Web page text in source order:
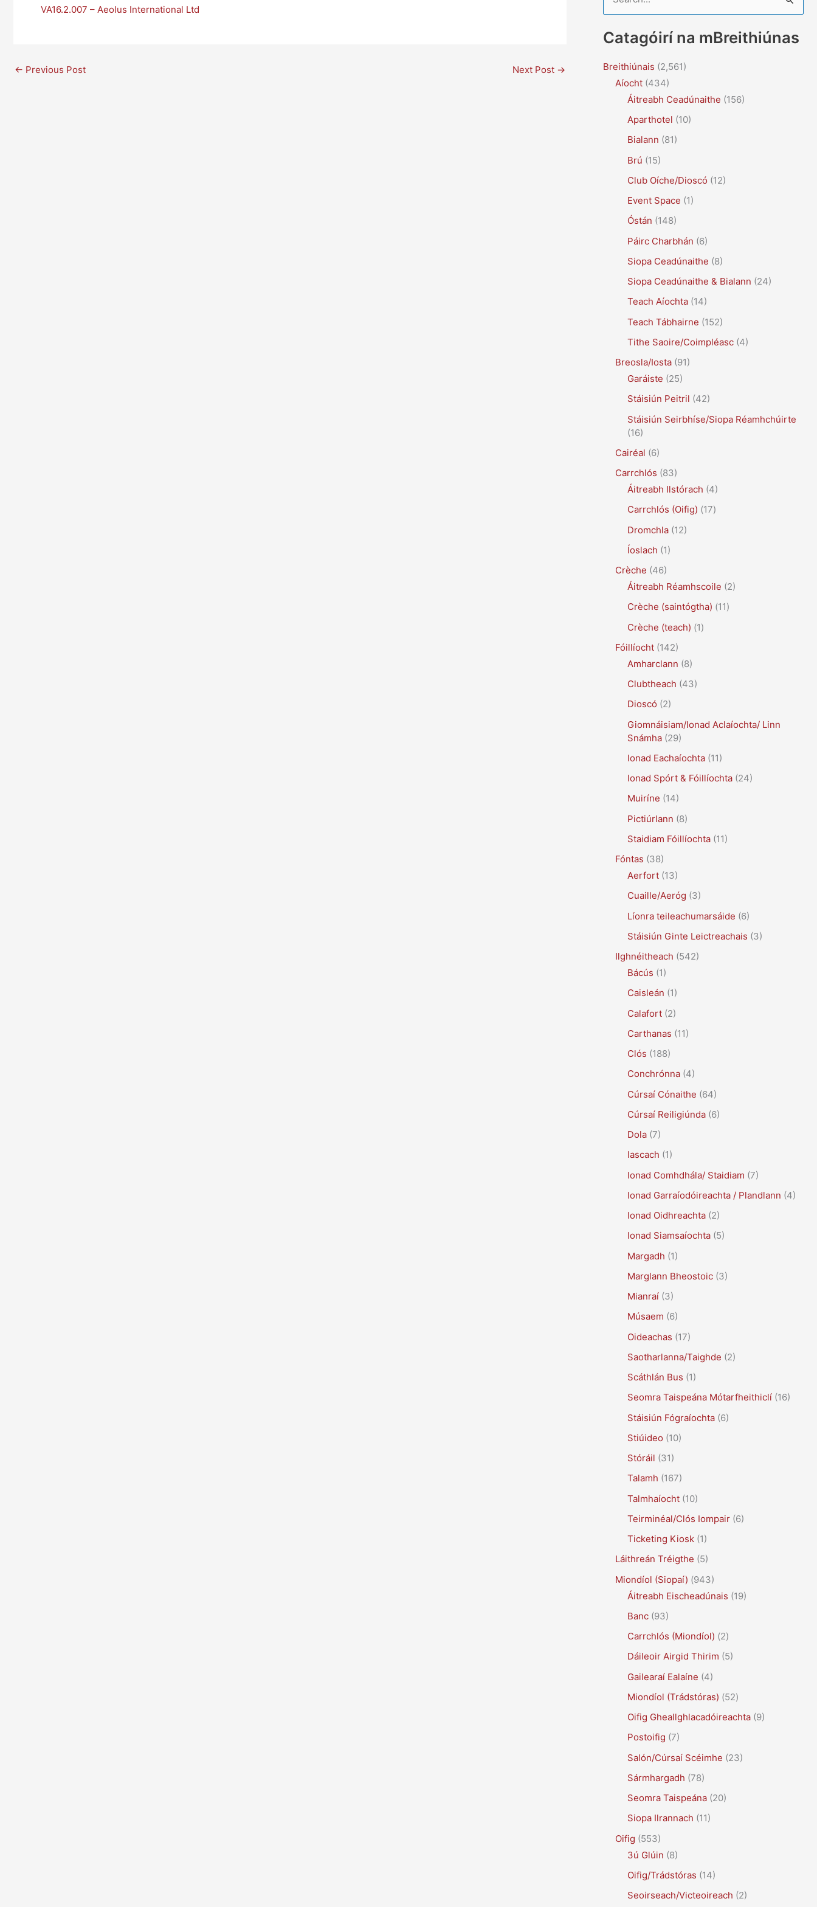
VA16.2.007 – Aeolus International Ltd
← Previous Post Next Post →
e
a
c
Catagóirí na mBreithiúnas
Breithiúnais (2,561)
Aíocht (434)
Áitreabh Ceadúnaithe (156)
Aparthotel (10)
Bialann (81)
Brú (15)
Club Oíche/Dioscó (12)
Event Space (1)
Óstán (148)
Páirc Charbhán (6)
Siopa Ceadúnaithe (8)
Siopa Ceadúnaithe & Bialann (24)
Teach Aíochta (14)
Teach Tábhairne (152)
Tithe Saoire/Coimpléasc (4)
Breosla/Iosta (91)
Garáiste (25)
Stáisiún Peitril (42)
Stáisiún Seirbhíse/Siopa Réamhchúirte
(16)
Cairéal (6)
Carrchlós (83)
Áitreabh Ilstórach (4)
Carrchlós (Oifig) (17)
Dromchla (12)
Íoslach (1)
Crèche (46)
Áitreabh Réamhscoile (2)
Crèche (saintógtha) (11)
Crèche (teach) (1)
Fóillíocht (142)
Amharclann (8)
Clubtheach (43)
Dioscó (2)
Giomnáisiam/Ionad Aclaíochta/ Linn
Snámha (29)
Ionad Eachaíochta (11)
Ionad Spórt & Fóillíochta (24)
Muiríne (14)
Pictiúrlann (8)
Staidiam Fóillíochta (11)
Fóntas (38)
Aerfort (13)
Cuaille/Aeróg (3)
Líonra teileachumarsáide (6)
Stáisiún Ginte Leictreachais (3)
Ilghnéitheach (542)
Bácús (1)
Caisleán (1)
Calafort (2)
Carthanas (11)
Clós (188)
Conchrónna (4)
Cúrsaí Cónaithe (64)
Cúrsaí Reiligiúnda (6)
Dola (7)
Iascach (1)
Ionad Comhdhála/ Staidiam (7)
Ionad Garraíodóireachta / Plandlann (4)
Ionad Oidhreachta (2)
Ionad Siamsaíochta (5)
Margadh (1)
Marglann Bheostoic (3)
Mianraí (3)
Músaem (6)
Oideachas (17)
Saotharlanna/Taighde (2)
Scáthlán Bus (1)
Seomra Taispeána Mótarfheithiclí (16)
Stáisiún Fógraíochta (6)
Stiúideo (10)
Stóráil (31)
Talamh (167)
Talmhaíocht (10)
Teirminéal/Clós Iompair (6)
Ticketing Kiosk (1)
Láithreán Tréigthe (5)
Miondíol (Siopaí) (943)
Áitreabh Eischeadúnais (19)
Banc (93)
Carrchlós (Miondíol) (2)
Dáileoir Airgid Thirim (5)
Gailearaí Ealaíne (4)
Miondíol (Trádstóras) (52)
Oifig Gheallghlacadóireachta (9)
Postoifig (7)
Salón/Cúrsaí Scéimhe (23)
Sármhargadh (78)
Seomra Taispeána (20)
Siopa Ilrannach (11)
Oifig (553)
3ú Glúin (8)
Oifig/Trádstóras (14)
Seoirseach/Victeoireach (2)